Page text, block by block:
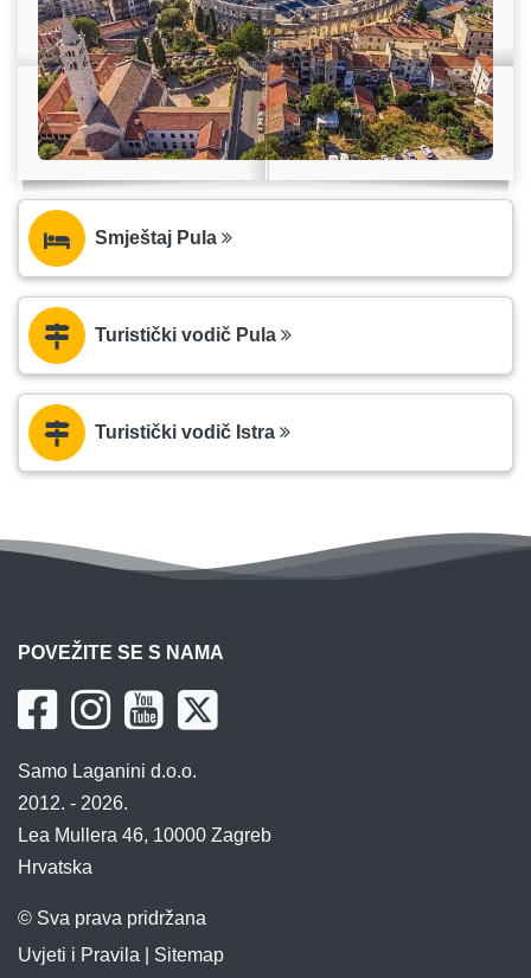
Smještaj Pula
Turistički vodič Pula
Turistički vodič Istra
POVEŽITE SE S NAMA
Samo Laganini d.o.o.
2012. - 2026.
Lea Mullera 46, 10000 Zagreb
Hrvatska
© Sva prava pridržana
Uvjeti i Pravila
Sitemap